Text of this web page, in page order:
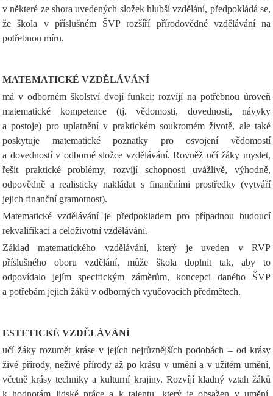
v některé ze shora uvedených složek hlubší vzdělání, předpokládá se,
že škola v příslušném ŠVP rozšíří přírodovědné vzdělávání na
potřebnou míru.
MATEMATICKÉ VZDĚLÁVÁNÍ
má v odborném školství dvojí funkci: rozvíjí na potřebnou úroveň
matematické kompetence (tj. vědomosti, dovednosti, návyky
a postoje) pro uplatnění v praktickém soukromém životě, ale také
poskytuje matematické poznatky pro osvojení vědomostí
a dovedností v odborné složce vzdělávání. Rovněž učí žáky myslet,
řešit praktické problémy, rozvíjí schopnosti uvážlivě, výhodně,
odpovědně a realisticky nakládat s finančními prostředky (vytváří
jejich finanční gramotnost).
Matematické vzdělávání je předpokladem pro případnou budoucí
rekvalifikaci a celoživotní vzdělávání.
Základ matematického vzdělávání, který je uveden v RVP
příslušného oboru vzdělání, může škola doplnit tak, aby to
odpovídalo jejím specifickým záměrům, koncepci daného ŠVP
a potřebám jejich žáků v odborných vyučovacích předmětech.
ESTETICKÉ VZDĚLÁVÁNÍ
učí žáky rozumět kráse v jejích nejrůznějších podobách – od krásy
živé přírody, neživé přírody až po krásu v umění a v užitém umění,
včetně krásy techniky a kulturní krajiny. Rozvíjí kladný vztah žáků
k hodnotám lidské práce a k talentu, který je obsažen v umění.